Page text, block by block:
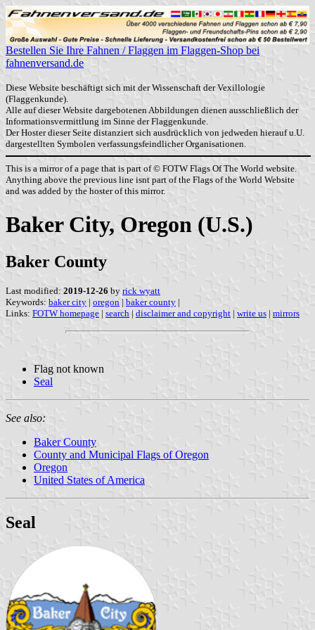
Bestellen Sie Ihre Fahnen / Flaggen im Flaggen-Shop bei
fahnenversand.de
Diese Website beschäftigt sich mit der Wissenschaft der Vexillologie
(Flaggenkunde).
Alle auf dieser Website dargebotenen Abbildungen dienen ausschließlich der
Informationsvermittlung im Sinne der Flaggenkunde.
Der Hoster dieser Seite distanziert sich ausdrücklich von jedweden hierauf u.U.
dargestellten Symbolen verfassungsfeindlicher Organisationen.
This is a mirror of a page that is part of © FOTW Flags Of The World website.
Anything above the previous line isnt part of the Flags of the World Website
and was added by the hoster of this mirror.
Baker City, Oregon (U.S.)
Baker County
Last modified: 2019-12-26 by rick wyatt
Keywords: baker city | oregon | baker county |
Links: FOTW homepage | search | disclaimer and copyright | write us | mirrors
Flag not known
Seal
See also:
Baker County
County and Municipal Flags of Oregon
Oregon
United States of America
Seal